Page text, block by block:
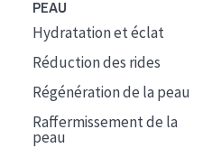
PEAU
Hydratation et éclat
Réduction des rides
Régénération de la peau
Raffermissement de la
peau